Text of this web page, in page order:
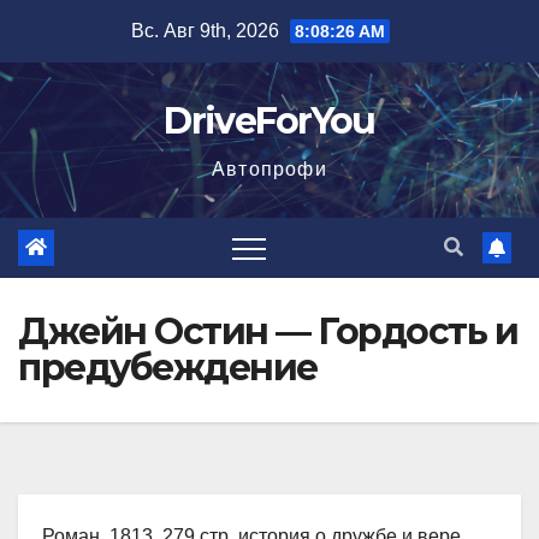
содержимому
Вс. Авг 9th, 2026 8:08:27 AM
DriveForYou
Автопрофи
Джейн Остин — Гордость и
предубеждение